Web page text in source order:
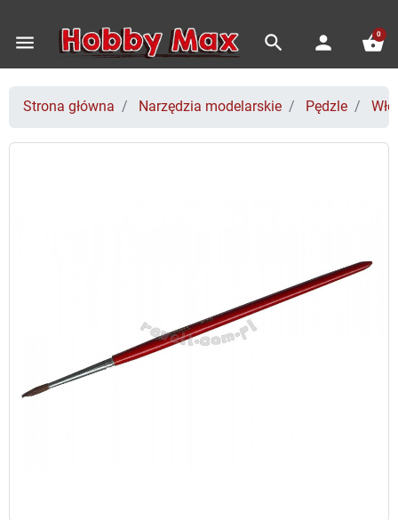
menu search person shopping_basket
0
Strona główna Narzędzia modelarskie Pędzle